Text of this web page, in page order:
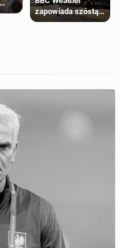
zapowiada szóstą
falę upałów w